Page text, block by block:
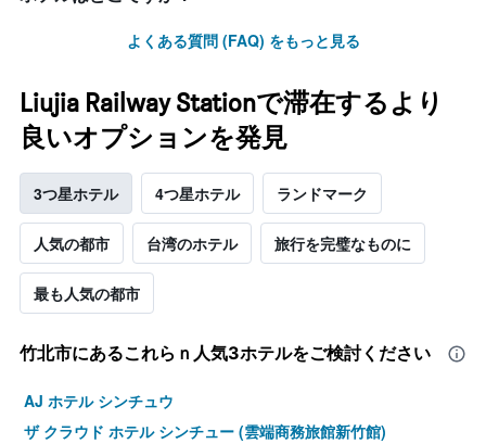
よくある質問 (FAQ) をもっと見る
Liujia Railway Stationで滞在するより
良いオプションを発見
3つ星ホテル 4つ星ホテル ランドマーク
人気の都市 台湾のホテル 旅行を完璧なものに
最も人気の都市
竹北市​にあるこれらｎ人気3ホテルをご検討ください
AJ ホテル シンチュウ
ザ クラウド ホテル シンチュー (雲端商務旅館新竹館)